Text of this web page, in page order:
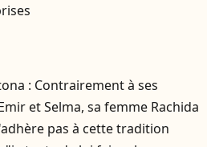
: Contrairement à ses
et Selma, sa femme Rachida
pas à cette tradition